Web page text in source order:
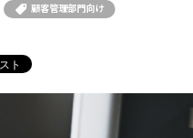
顧客管理部門向け